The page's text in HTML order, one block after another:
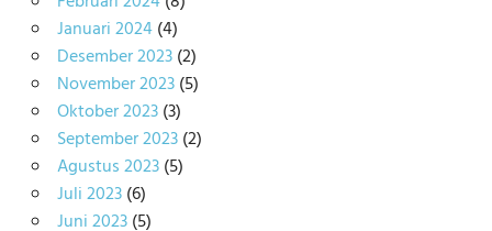
Januari 2024(4)
Desember 2023(2)
November 2023(5)
Oktober 2023(3)
September 2023(2)
Agustus 2023(5)
Juli 2023(6)
Juni 2023(5)